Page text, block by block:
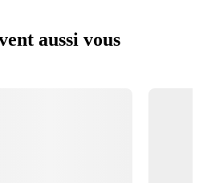
aussi vous